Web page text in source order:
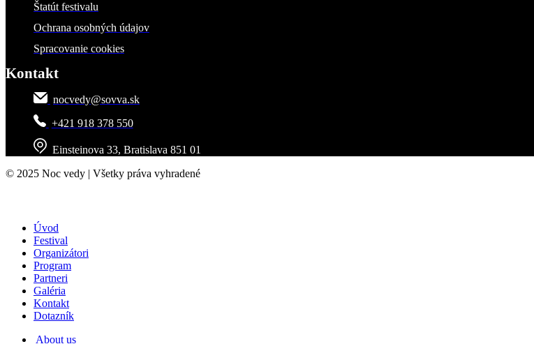
Štatút festivalu
Ochrana osobných údajov
Spracovanie cookies
Kontakt
nocvedy@sovva.sk
+421 918 378 550
Einsteinova 33, Bratislava 851 01
© 2025 Noc vedy | Všetky práva vyhradené
Úvod
Festival
Organizátori
Program
Partneri
Galéria
Kontakt
Dotazník
About us